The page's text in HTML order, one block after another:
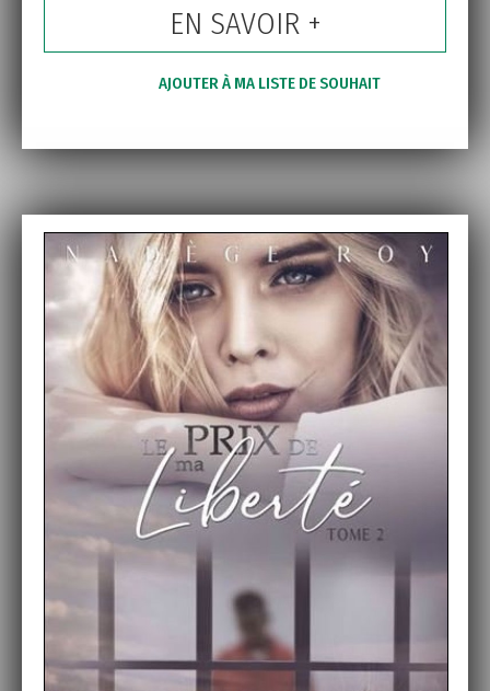
EN SAVOIR +
AJOUTER À MA LISTE DE SOUHAIT